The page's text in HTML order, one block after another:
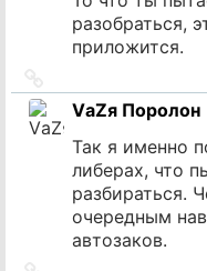
разобраться,
приложится.
на
источник
VаZя Поролон
Так я именно
либерах, что
разбираться.
очередным
автозаков.